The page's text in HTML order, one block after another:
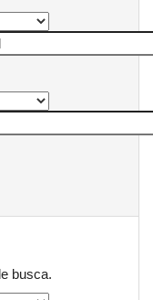
busca.